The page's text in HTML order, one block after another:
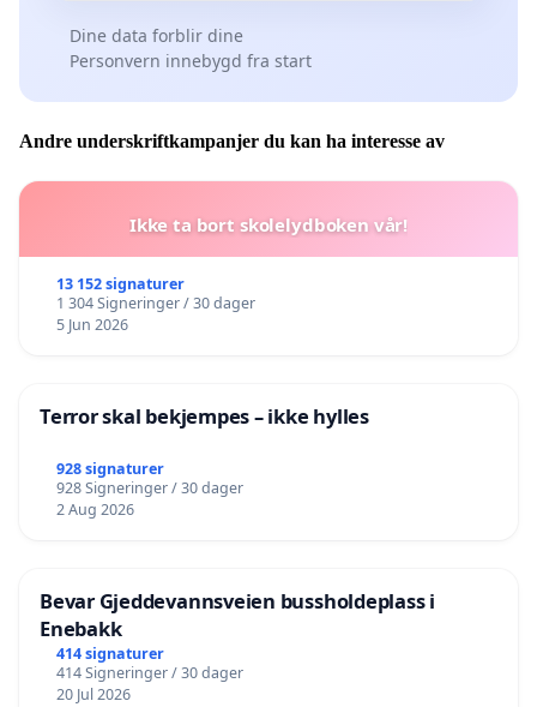
Dine data forblir dine
Personvern innebygd fra start
Andre underskriftkampanjer du kan ha interesse av
Ikke ta bort skolelydboken vår!
13 152 signaturer
1 304 Signeringer / 30 dager
5 Jun 2026
Terror skal bekjempes – ikke hylles
928 signaturer
928 Signeringer / 30 dager
2 Aug 2026
Bevar Gjeddevannsveien bussholdeplass i
Enebakk
414 signaturer
414 Signeringer / 30 dager
20 Jul 2026